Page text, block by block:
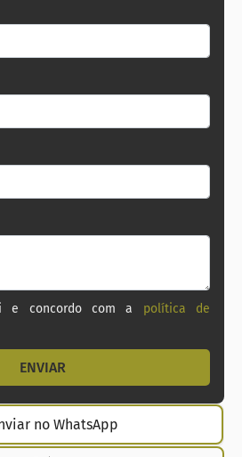
e concordo com a política de
no WhatsApp